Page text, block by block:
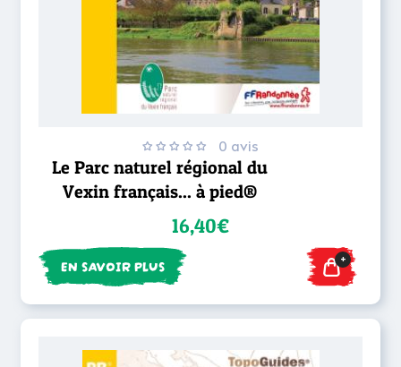
0 avis
Le Parc naturel régional du
Vexin français... à pied®
16,40€
EN SAVOIR PLUS +